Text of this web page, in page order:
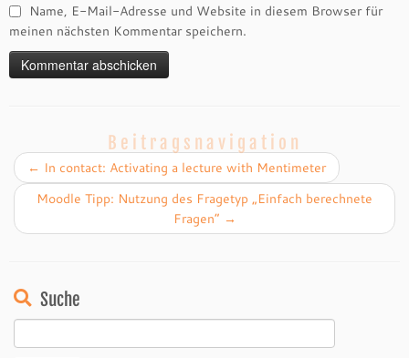
Name, E-Mail-Adresse und Website in diesem Browser für
meinen nächsten Kommentar speichern.
Beitragsnavigation
← In contact: Activating a lecture with Mentimeter
Moodle Tipp: Nutzung des Fragetyp „Einfach berechnete
Fragen“ →
Suche
nach: